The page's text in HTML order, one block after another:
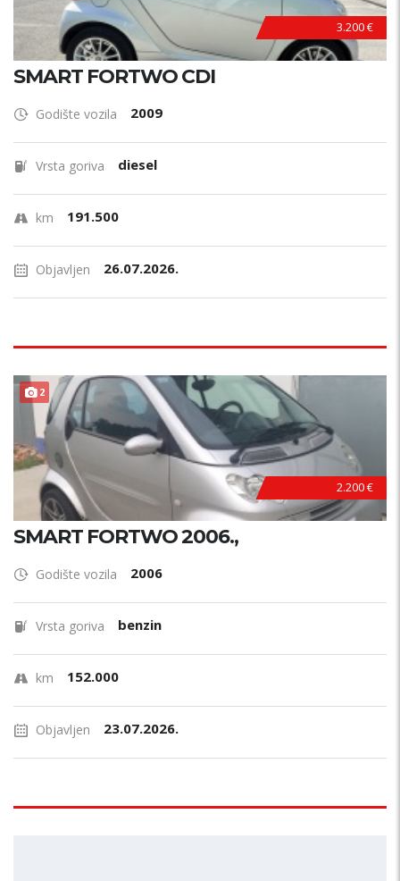
3.200 €
SMART FORTWO CDI
Godište vozila 2009
Vrsta goriva diesel
km 191.500
Objavljen 26.07.2026.
2
2.200 €
SMART FORTWO 2006.,
Godište vozila 2006
Vrsta goriva benzin
km 152.000
Objavljen 23.07.2026.